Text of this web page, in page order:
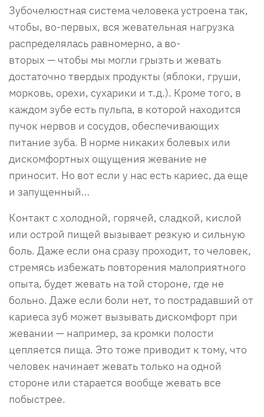
Зубочелюстная система человека устроена так,
чтобы, во-первых, вся жевательная нагрузка
распределялась равномерно, а во-
вторых — чтобы мы могли грызть и жевать
достаточно твердых продукты (яблоки, груши,
морковь, орехи, сухарики и т.д.). Кроме того, в
каждом зубе есть пульпа, в которой находится
пучок нервов и сосудов, обеспечивающих
питание зуба. В норме никаких болевых или
дискомфортных ощущения жевание не
приносит. Но вот если у нас есть кариес, да еще
и запущенный…
Контакт с холодной, горячей, сладкой, кислой
или острой пищей вызывает резкую и сильную
боль. Даже если она сразу проходит, то человек,
стремясь избежать повторения малоприятного
опыта, будет жевать на той стороне, где не
больно. Даже если боли нет, то пострадавший от
кариеса зуб может вызывать дискомфорт при
жевании — например, за кромки полости
цепляется пища. Это тоже приводит к тому, что
человек начинает жевать только на одной
стороне или старается вообще жевать все
побыстрее.